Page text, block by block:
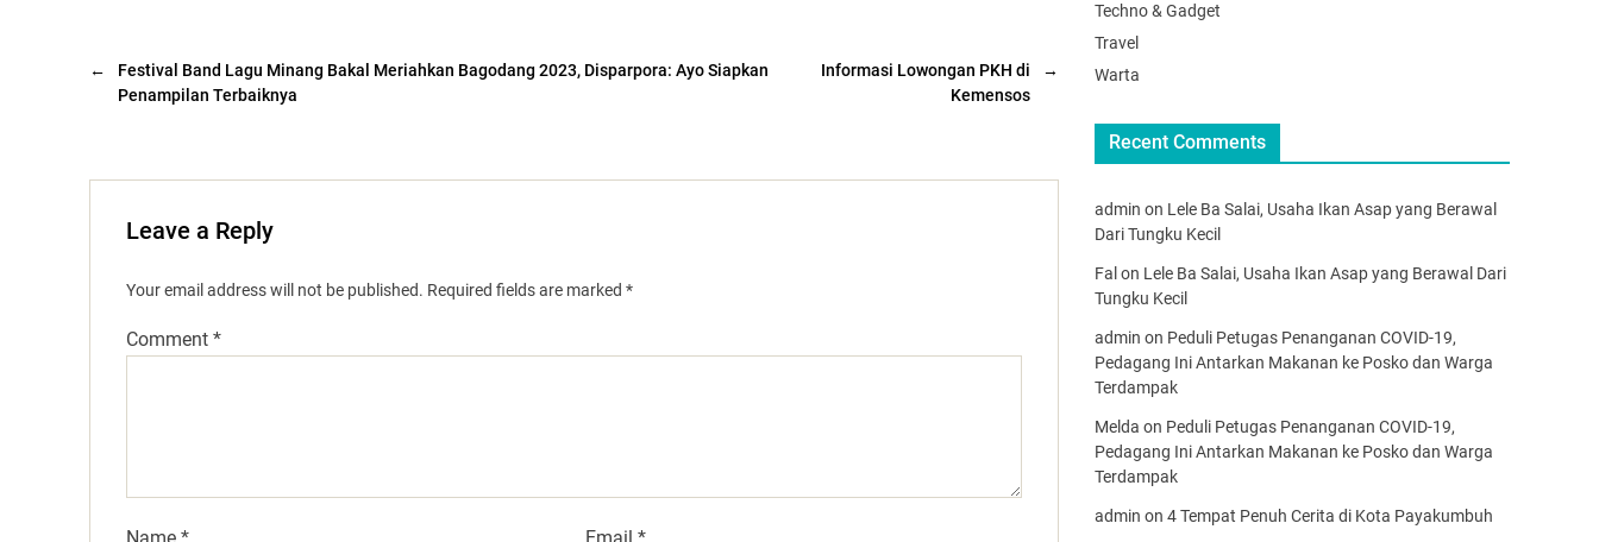
←
Festival Band Lagu Minang Bakal Meriahkan Bagodang 2023, Disparpora: Ayo Siapkan
Penampilan Terbaiknya
→
Informasi Lowongan PKH di
Kemensos
Leave a Reply
Your email address will not be published. Required fields are marked *
Comment *
Techno & Gadget
Travel
Warta
Recent Comments
admin on Lele Ba Salai, Usaha Ikan Asap yang Berawal
Dari Tungku Kecil
Fal on Lele Ba Salai, Usaha Ikan Asap yang Berawal Dari
Tungku Kecil
admin on Peduli Petugas Penanganan COVID-19,
Pedagang Ini Antarkan Makanan ke Posko dan Warga
Terdampak
Melda on Peduli Petugas Penanganan COVID-19,
Pedagang Ini Antarkan Makanan ke Posko dan Warga
Terdampak
admin on 4 Tempat Penuh Cerita di Kota Payakumbuh